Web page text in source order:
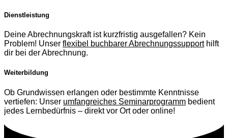
Dienstleistung
Deine Abrechnungskraft ist kurzfristig ausgefallen? Kein
Problem! Unser flexibel buchbarer Abrechnungssupporthilft
dir bei der Abrechnung.
Weiterbildung
Ob Grundwissen erlangen oder bestimmte Kenntnisse
vertiefen: Unser umfangreiches Seminarprogramm bedient
jedes Lernbedürfnis – direkt vor Ort oder online!